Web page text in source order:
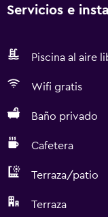
Servicios e
Piscina al aire
Wifi gratis
Baño privado
Cafetera
Terraza/patio
Terraza